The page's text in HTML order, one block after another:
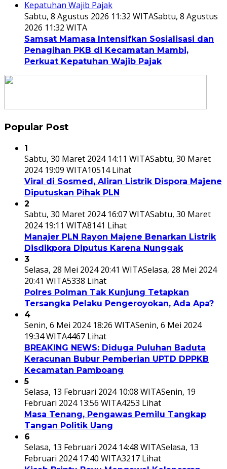
Sabtu, 8 Agustus 2026 11:32 WITASabtu, 8 Agustus
2026 11:32 WITA
Samsat Mamasa Intensifkan Sosialisasi dan
Penagihan PKB di Kecamatan Mambi,
Perkuat Kepatuhan Wajib Pajak
Popular Post
1
Sabtu, 30 Maret 2024 14:11 WITASabtu, 30 Maret
2024 19:09 WITA10514 Lihat
Viral di Sosmed, Aliran Listrik Dispora Majene
Diputuskan Pihak PLN
2
Sabtu, 30 Maret 2024 16:07 WITASabtu, 30 Maret
2024 19:11 WITA8141 Lihat
Manajer PLN Rayon Majene Benarkan Listrik
Disdikpora Diputus Karena Nunggak
3
Selasa, 28 Mei 2024 20:41 WITASelasa, 28 Mei 2024
20:41 WITA5338 Lihat
Polres Polman Tak Kunjung Tetapkan
Tersangka Pelaku Pengeroyokan, Ada Apa?
4
Senin, 6 Mei 2024 18:26 WITASenin, 6 Mei 2024
19:34 WITA4467 Lihat
BREAKING NEWS: Diduga Puluhan Baduta
Keracunan Bubur Pemberian UPTD DPPKB
Kecamatan Pamboang
5
Selasa, 13 Februari 2024 10:08 WITASenin, 19
Februari 2024 13:56 WITA4253 Lihat
Masa Tenang, Pengawas Pemilu Tangkap
Tangan Politik Uang
6
Selasa, 13 Februari 2024 14:48 WITASelasa, 13
Februari 2024 17:40 WITA3217 Lihat